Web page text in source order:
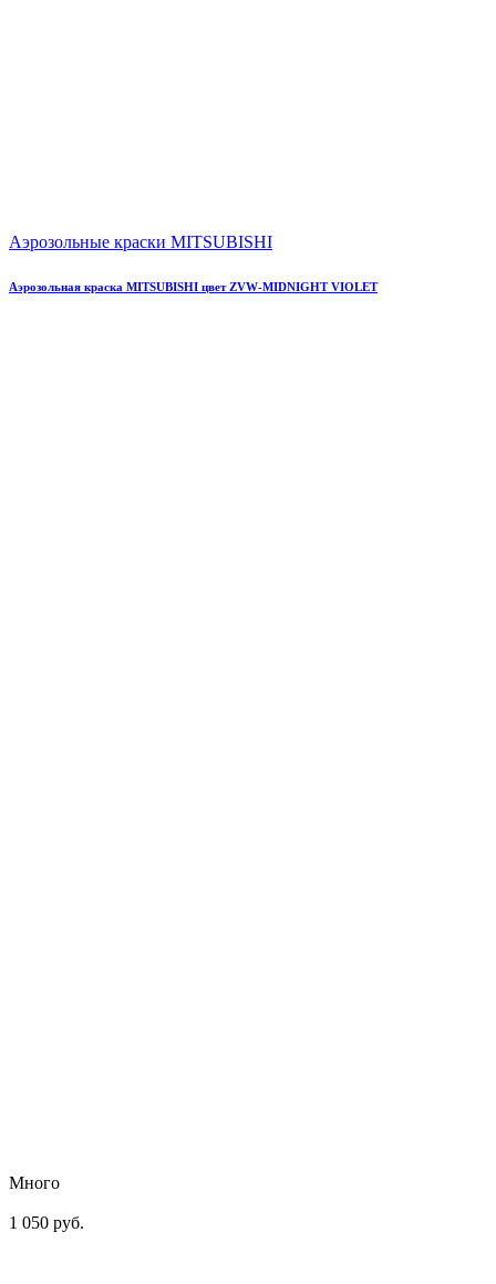
Аэрозольные краски MITSUBISHI
Аэрозольная краска MITSUBISHI цвет ZVW-MIDNIGHT VIOLET
Много
1 050 руб.